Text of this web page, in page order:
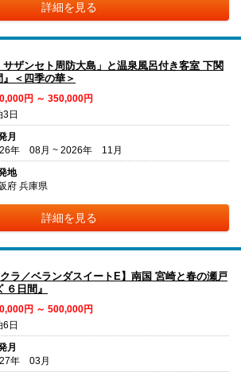
詳細を見る
サザンセト周防大島」と温泉風呂付き客室 下関
＜四季の華＞
円 ～ 350,000円
3日
月
年 08月 ~ 2026年 11月
地
府 兵庫県
詳細を見る
クラ／ベランダスイートE】南国 宮崎と春の瀬戸
日間』
円 ～ 500,000円
6日
月
年 03月